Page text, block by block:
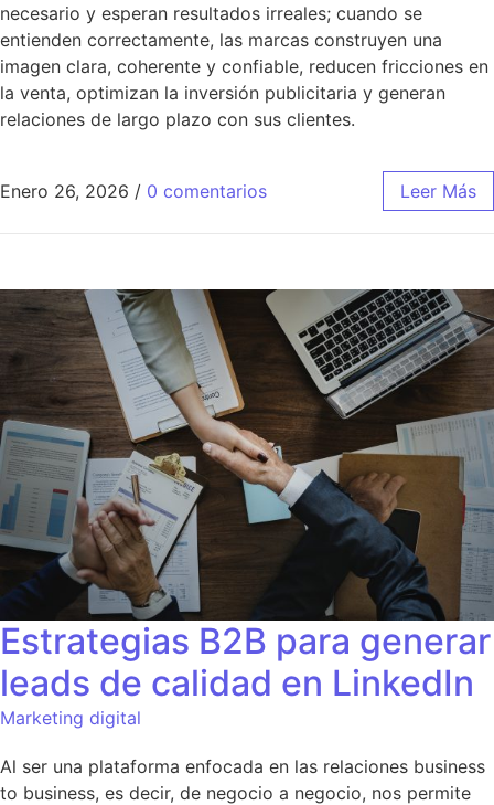
necesario y esperan resultados irreales; cuando se
entienden correctamente, las marcas construyen una
imagen clara, coherente y confiable, reducen fricciones en
la venta, optimizan la inversión publicitaria y generan
relaciones de largo plazo con sus clientes.
Enero 26, 2026 / 0 comentarios Leer Más
Estrategias B2B para generar
leads de calidad en LinkedIn
Marketing digital
Al ser una plataforma enfocada en las relaciones business
to business, es decir, de negocio a negocio, nos permite